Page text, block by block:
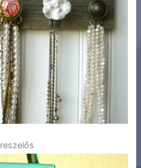
reszelős